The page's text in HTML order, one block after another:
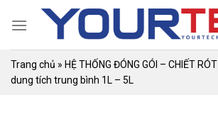
Trang chủ » HỆ THỐNG ĐÓNG GÓI – CHIẾT RÓT
dung tích trung bình 1L – 5L